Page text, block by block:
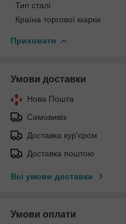
Тип сталі
Країна торгової марки
Приховати
Умови доставки
Нова Пошта
Самовивіз
Доставка кур'єром
Доставка поштою
Всі умови доставки
Умови оплати